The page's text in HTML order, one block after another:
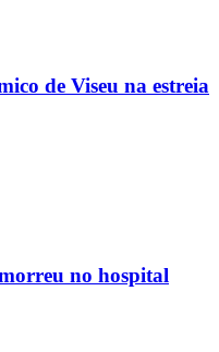
de Viseu na estreia
no hospital